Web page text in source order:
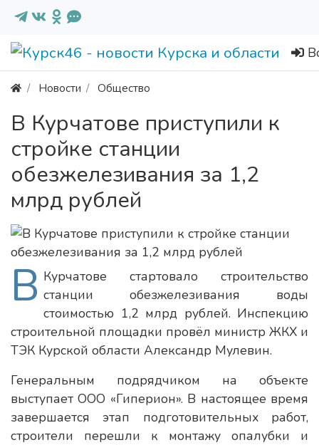
Новости Общество
В Курчатове приступили к
стройке станции
обезжелезивания за 1,2
млрд рублей
В Курчатове стартовало строительство
станции обезжелезивания воды
стоимостью 1,2 млрд рублей. Инспекцию
строительной площадки провёл министр ЖКХ и
ТЭК Курской области Александр Мулевин.
Генеральным подрядчиком на объекте
выступает ООО «Гиперион». В настоящее время
завершается этап подготовительных работ,
строители перешли к монтажу опалубки и